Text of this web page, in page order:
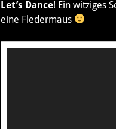
Let’s Dance! Ein witziges
eine Fledermaus